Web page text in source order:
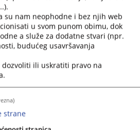
su nam neophodne i bez njih web
u svom punom obimu, dok
a služe za dodatne stvari (npr.
budućeg usavršavanja
dozvoliti ili uskratiti pravo na
strane